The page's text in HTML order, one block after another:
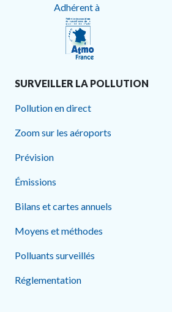
Adhérent à
SURVEILLER LA POLLUTION
Pollution en direct
Zoom sur les aéroports
Prévision
Émissions
Bilans et cartes annuels
Moyens et méthodes
Polluants surveillés
Réglementation